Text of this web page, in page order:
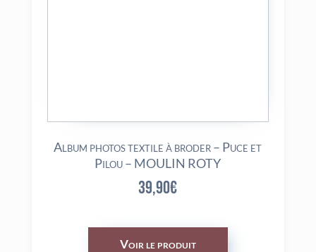
Album photos textile à broder – Puce et
Pilou – MOULIN ROTY
39,90€
Voir le produit